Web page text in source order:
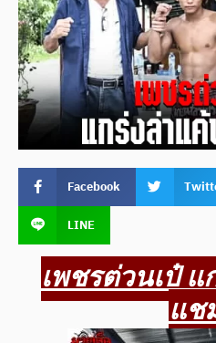
Facebook
LINE
เพชรต่วนเป๋
แช